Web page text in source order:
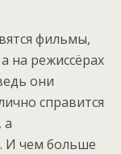
фильмы,
на режиссёрах
они
справится
а
И чем больше